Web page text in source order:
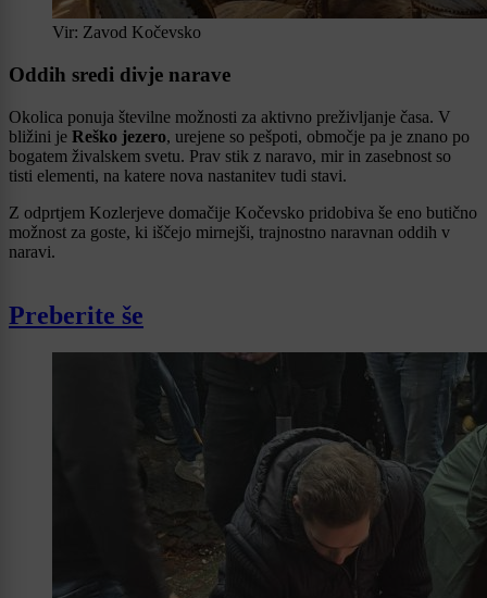
Vir: Zavod Kočevsko
Oddih sredi divje narave
Okolica ponuja številne možnosti za aktivno preživljanje časa. V
bližini je Reško jezero, urejene so pešpoti, območje pa je znano po
bogatem živalskem svetu. Prav stik z naravo, mir in zasebnost so
tisti elementi, na katere nova nastanitev tudi stavi.
Z odprtjem Kozlerjeve domačije Kočevsko pridobiva še eno butično
možnost za goste, ki iščejo mirnejši, trajnostno naravnan oddih v
naravi.
Preberite še